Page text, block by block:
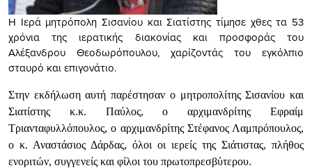
Η Ιερά μητρόπολη Σισανίου και Σιατίστης τίμησε χθες τα 53
χρόνια της ιερατικής διακονίας και προσφοράς του
Αλέξανδρου Θεοδωρόπουλου, χαρίζοντάς του εγκόλπιο
σταυρό και επιγονάτιο.
Στην εκδήλωση αυτή παρέστησαν ο μητροπολίτης Σισανίου και
Σιατίστης κ.κ. Παύλος, ο αρχιμανδρίτης Εφραίμ
Τριανταφυλλόπουλος, ο αρχιμανδρίτης Στέφανος Λαμπρόπουλος,
ο κ. Αναστάσιος Δάρδας, όλοι οι ιερείς της Σιάτιστας, πλήθος
ενοριτών, συγγενείς και φίλοι του πρωτοπρεσβύτερου.